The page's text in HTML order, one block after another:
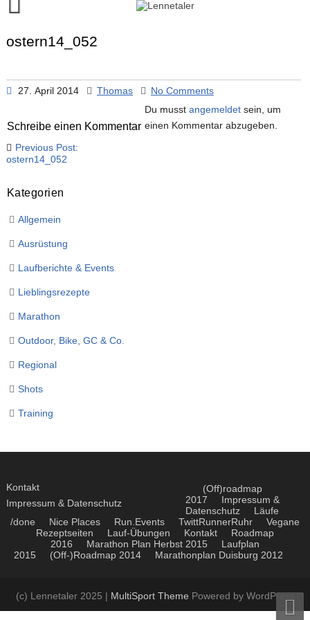
Kontakt
ostern14_052
27. April 2014 Thomas No Comments
Schreibe einen Kommentar
Du musst angemeldetsein, um
einen Kommentar abzugeben.
Beitragsnavigation
Previous Post:
ostern14_052
Kategorien
Allgemein
Ausrüstung
Laufberichte & Events
Lieblingsrezepte
Marathon
Outdoor, Bike, GC & Co.
Regional
Shots
Training
Kontakt
Impressum & Datenschutz
(Off)roadmap
2017
Impressum &
Datenschutz
Läufe
/done
Nice Places Run.Events TwittRunnerRuhr
Vegane
Rezeptseiten
Lauf-Übungen Kontakt
Roadmap
2016
Marathon Plan Herbst 2015
Laufplan
2015
(Off-)Roadmap 2014 Marathonplan Duisburg 2012
(c) Lennetaler 2025 | MultiSport Theme Powered by WordPress